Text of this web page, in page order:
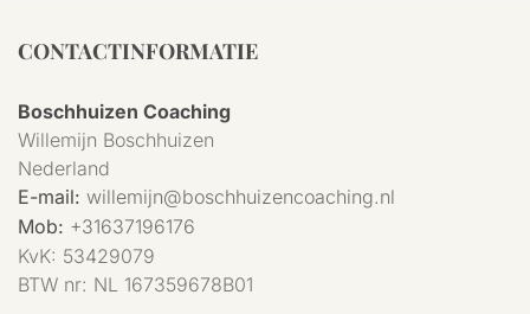
CONTACTINFORMATIE
Boschhuizen Coaching
Willemijn Boschhuizen
Nederland
E-mail: willemijn@boschhuizencoaching.nl
Mob: +31637196176
KvK: 53429079
BTW nr: NL 167359678B01